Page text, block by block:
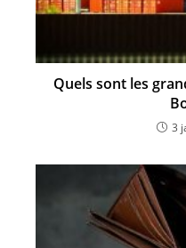
Quels sont les
3